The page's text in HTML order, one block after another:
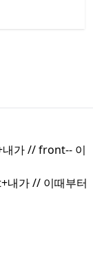
내가 //front-- 이
내가 // 이때부터